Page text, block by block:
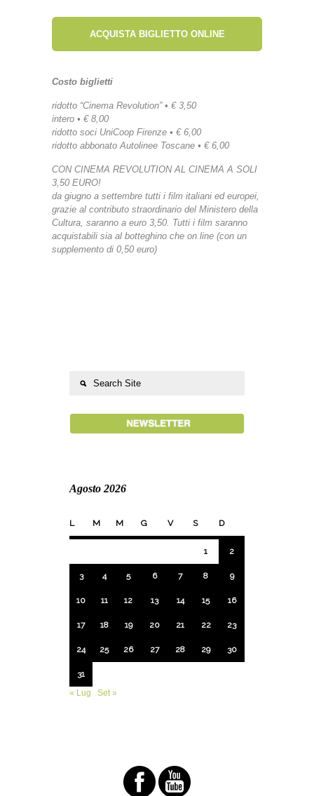
ACQUISTA BIGLIETTO ONLINE
Costo biglietti
ridotto “Cinema Revolution” • € 3,50
intero • € 8,00
ridotto soci UniCoop Firenze • € 6,00
ridotto abbonato Autolinee Toscane • € 6,00
CON CINEMA REVOLUTION AL CINEMA A SOLI
3,50 EURO!
da giugno a settembre tutti i film italiani ed europei,
grazie al contributo straordinario del Ministero della
Cultura, saranno a euro 3,50. Tutti i film saranno
acquistabili sia al botteghino che on line (con un
supplemento di 0,50 euro)
Agosto 2026
L M M G V S D
1 2
3 4 5 6 7 8 9
10 11 12 13 14 15 16
17 18 19 20 21 22 23
24 25 26 27 28 29 30
31
« Lug
Set »